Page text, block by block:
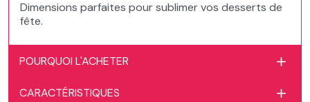
Dimensions parfaites pour sublimer vos desserts de
fête.
POURQUOI L'ACHETER
CARACTÉRISTIQUES